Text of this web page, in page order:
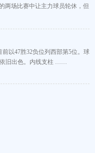
两场比赛中让主力球员轮休，但
以47胜32负位列西部第5位。球
依旧出色。内线支柱 ……